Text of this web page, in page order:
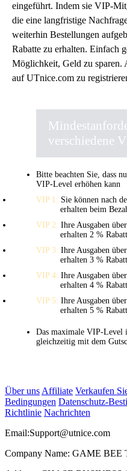
eingeführt. Indem sie VIP-
die eine langfristige
weiterhin Bestellungen
Rabatte zu erhalten. Einfach
Möglichkeit, Geld zu sparen.
auf UTnice.com zu
verschiedene
Bitte beachten Sie, dass
VIP-Level erhöhen kann
VIP 1: Sie können nach
erhalten beim
VIP 2: Ihre Ausgaben
erhalten 2 %
VIP 3: Ihre Ausgaben
erhalten 3 %
VIP 4: Ihre Ausgaben
erhalten 4 %
VIP 5: Ihre Ausgaben
erhalten 5 %
Das maximale VIP-Level
gleichzeitig mit dem
Über unsAffiliate Verkaufen
Bedingungen Datenschutz-
Richtlinie Nachrichten
Email:Support@utnice.com
Company Name: GAME